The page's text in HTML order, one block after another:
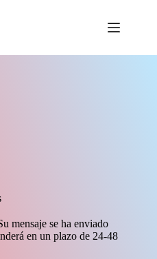
mensaje se ha enviado
en un plazo de 24-48